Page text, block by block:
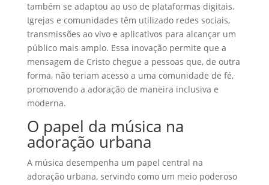
também se adaptou ao uso de plataformas digitais.
Igrejas e comunidades têm utilizado redes sociais,
transmissões ao vivo e aplicativos para alcançar um
público mais amplo. Essa inovação permite que a
mensagem de Cristo chegue a pessoas que, de outra
forma, não teriam acesso a uma comunidade de fé,
promovendo a adoração de maneira inclusiva e
moderna.
O papel da música na
adoração urbana
A música desempenha um papel central na
adoração urbana, servindo como um meio poderoso